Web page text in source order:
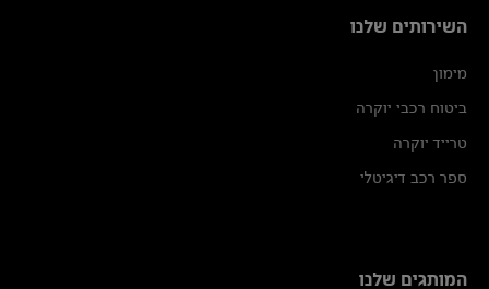
השירותים שלנו
מימון
ביטוח רכבי יוקרה
טרייד יוקרה
ספר רכב דיגיטלי
המותגים שלנו